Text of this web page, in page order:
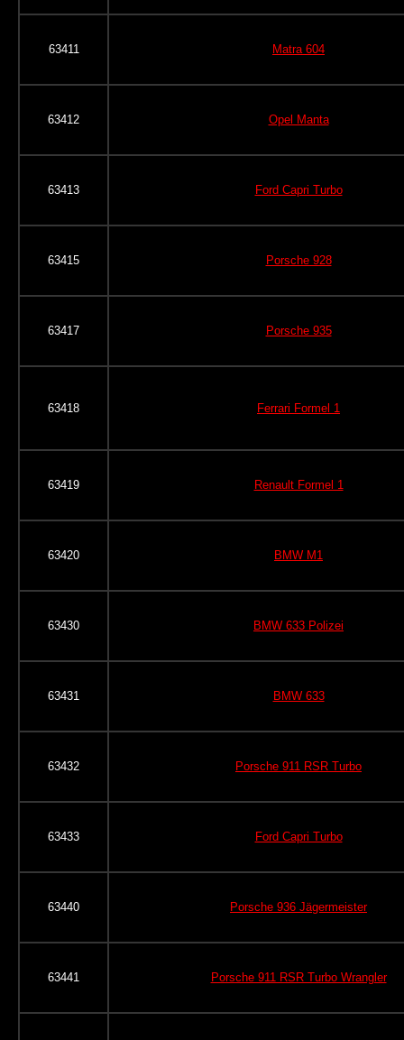
63411 Matra 604
63412 Opel Manta
63413 Ford Capri Turbo
63415 Porsche 928
63417 Porsche 935
63418 Ferrari Formel 1
63419 Renault Formel 1
63420 BMW M1
63430 BMW 633 Polizei
63431 BMW 633
63432 Porsche 911 RSR Turbo
63433 Ford Capri Turbo
63440 Porsche 936 Jägermeister
63441 Porsche 911 RSR Turbo Wrangler